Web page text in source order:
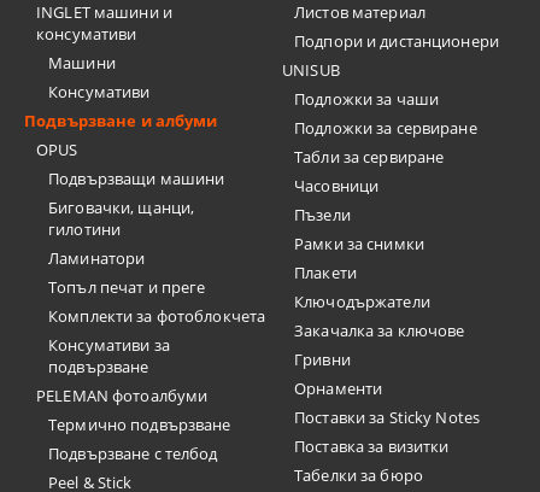
INGLET машини и
консумативи
Машини
Консумативи
Подвързване и албуми
OPUS
Подвързващи машини
Биговачки, щанци,
гилотини
Ламинатори
Топъл печат и преге
Комплекти за фотоблокчета
Консумативи за
подвързване
PELEMAN фотоалбуми
Термично подвързване
Подвързване с телбод
Peel & Stick
Листов материал
Подпори и дистанционери
UNISUB
Подложки за чаши
Подложки за сервиране
Табли за сервиране
Часовници
Пъзели
Рамки за снимки
Плакети
Ключодържатели
Закачалка за ключове
Гривни
Орнаменти
Поставки за Sticky Notes
Поставка за визитки
Tабелки за бюро